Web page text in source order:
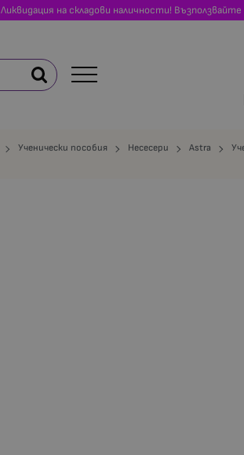
Ликвидация на складови наличности!
Ученически пособия Несесери Astra